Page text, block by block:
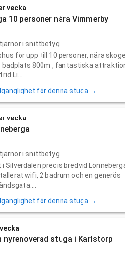
vecka
10 personer nära Vimmerby
i snittbetyg
för upp till 10 personer, nära
badplats 800m , fantastiska
Li...
för denna stuga →
vecka
i snittbetyg
Silverdalen precis bredvid
wifi, 2 badrum och en generös
för denna stuga →
nyrenoverad stuga i Karlstorp